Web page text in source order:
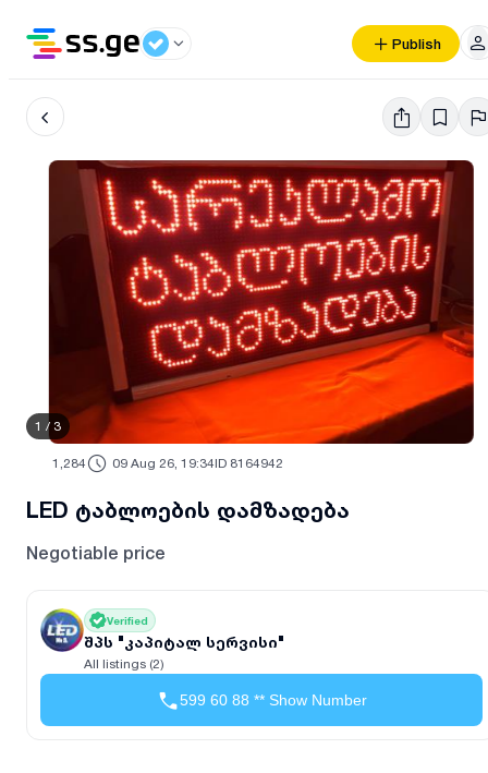
Publish
1 / 3
1,284 09 Aug 26, 19:34ID 8164942
LED ტაბლოების დამზადება
Negotiable price
Verified
შპს "კაპიტალ სერვისი"
All listings (2)
599 60 88 ** Show Number